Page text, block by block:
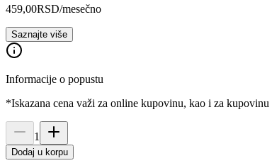
459,00RSD/mesečno
Saznajte više
Informacije o popustu
*Iskazana cena važi za online kupovinu, kao i za
1
Dodaj u korpu